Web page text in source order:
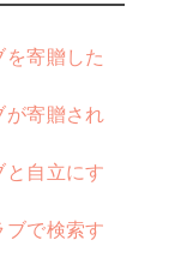
寄贈した
が寄贈され
自立にす
ブで検索す